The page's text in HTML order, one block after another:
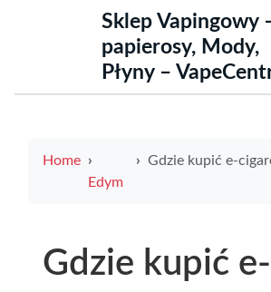
Sklep Vapingowy
papierosy, Mody,
Płyny –
Home
Edym
Gdzie kupić e-cigarety i e papierosy biała podlaska praktyczny
Gdzie kupić e-